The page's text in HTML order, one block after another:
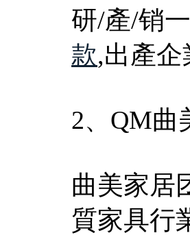
研/產/销
款,出產
2、QM曲
曲美家居
質家具行